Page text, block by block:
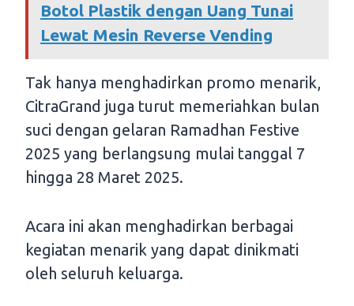
Botol Plastik dengan Uang Tunai
Lewat Mesin Reverse Vending
Tak hanya menghadirkan promo menarik,
CitraGrand juga turut memeriahkan bulan
suci dengan gelaran Ramadhan Festive
2025 yang berlangsung mulai tanggal 7
hingga 28 Maret 2025.
Acara ini akan menghadirkan berbagai
kegiatan menarik yang dapat dinikmati
oleh seluruh keluarga.